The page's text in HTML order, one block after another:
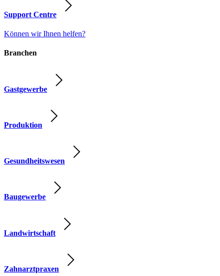
Support Centre
Können wir Ihnen helfen?
Branchen
Gastgewerbe
Produktion
Gesundheitswesen
Baugewerbe
Landwirtschaft
Zahnarztpraxen